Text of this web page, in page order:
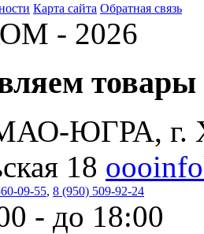
Карта сайта Обратная связь
- 2026
ЮГРА, г.
18
09-55, 8 (950) 509-92-24
- до 18:00